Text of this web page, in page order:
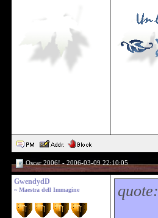
Oscar 2006! - 2006-03-09 22:10:05
GwendydD
~ Maestra dell Immagine quote: